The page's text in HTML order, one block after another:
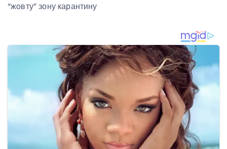
“жовту” зону карантину